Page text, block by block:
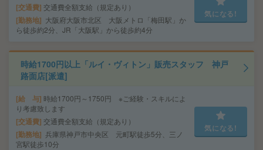
交通費 交通費全額支給（規定あり）
勤務地
大阪府大阪市北区 大阪メトロ「梅田駅」か
ら徒歩約2分、JR「大阪駅」から徒歩約4分
気になる!
時給1700円以上「ルイ・ヴィトン」販売スタッフ 神戸
路面店[派遣]
給 与 時給1700円～1750円 ※ご経験・スキルによ
り考慮致します
交通費 交通費全額支給（規定あり）
勤務地 兵庫県神戸市中央区 元町駅徒歩5分、三ノ
宮駅徒歩10分
気になる!